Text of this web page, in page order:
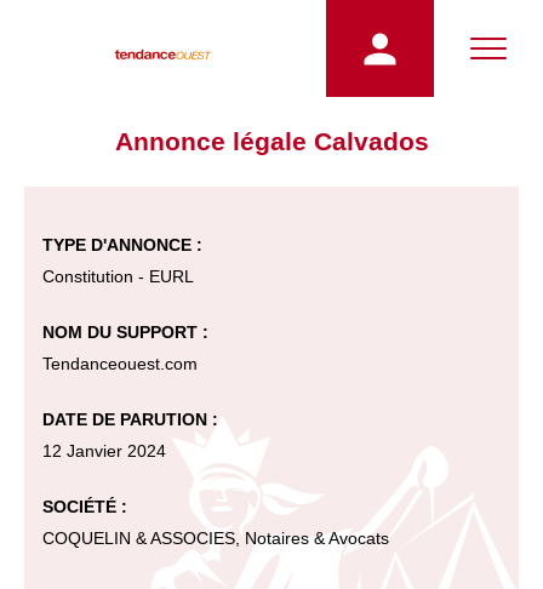
Annonce légale Calvados
TYPE D'ANNONCE :
Constitution - EURL
NOM DU SUPPORT :
Tendanceouest.com
DATE DE PARUTION :
12 Janvier 2024
SOCIÉTÉ :
COQUELIN & ASSOCIES, Notaires & Avocats